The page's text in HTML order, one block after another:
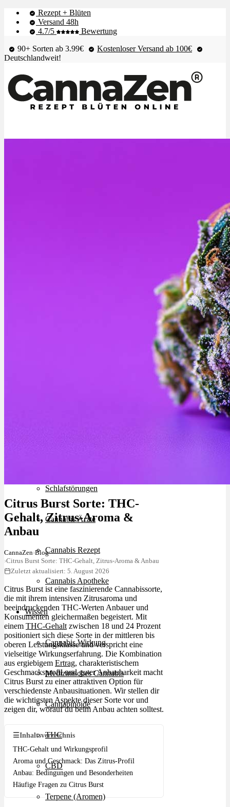
Rezept + Blüten
Versand 48h
4.7/5
Bewertung
90+ Sorten ab 3.99€
Kostenloser Versand ab 100€
Deutschlandweit!
Schlafstörungen
Cannabis Ärzte
Cannabis Rezept
Cannabis Apotheke
Wissen
Cannabis Wirkung
Medizinisches Cannabis
Cannabinoide
THC
CBD
Terpene (Aromen)
Citrus Burst Sorte: THC-
Gehalt, Zitrus-Aroma &
Anbau
CannaZen›Blog
›Citrus Burst Sorte: THC-Gehalt, Zitrus-Aroma & Anbau
Zuletzt aktualisiert: 5. August 2026
Citrus Burst ist eine faszinierende Cannabissorte,
die mit ihrem intensiven Zitrusaroma und
beeindruckenden THC-Werten Anbauer und
Konsumenten gleichermaßen begeistert. Mit
einem THC-Gehalt zwischen 18 und 24 Prozent
positioniert sich diese Sorte in der mittleren bis
oberen Leistungsklasse und verspricht eine
vielseitige Wirkungserfahrung. Die Kombination
aus ergiebigem Ertrag, charakteristischem
Geschmacksprofil und guter Anbaubarkeit macht
Citrus Burst zu einer attraktiven Option für
verschiedenste Anbausituationen. Wir stellen dir
die wichtigsten Aspekte dieser Sorte vor und
zeigen dir, worauf du beim Anbau achten solltest.
☰Inhaltsverzeichnis
THC-Gehalt und Wirkungsprofil
Aroma und Geschmack: Das Zitrus-Profil
Anbau: Bedingungen und Besonderheiten
Häufige Fragen zu Citrus Burst